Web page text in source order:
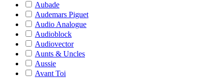
Aubade
Audemars Piguet
Audio Analogue
Audioblock
Audiovector
Aunts & Uncles
Aussie
Avant Toi